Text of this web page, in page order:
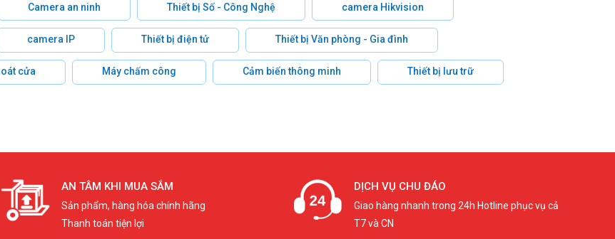
Camera an ninh Thiết bị Số - Công Nghệ camera Hikvision
camera IP Thiết bị điện tử Thiết bị Văn phòng - Gia đình
cửa Máy chấm công Cảm biến thông minh Thiết bị lưu trữ
AN TÂM KHI MUA SẮM
Sản phẩm, hàng hóa chính hãng
Thanh toán tiện lợi
DỊCH VỤ CHU ĐÁO
Giao hàng nhanh trong 24h Hotline phục vụ cả
T7 và CN